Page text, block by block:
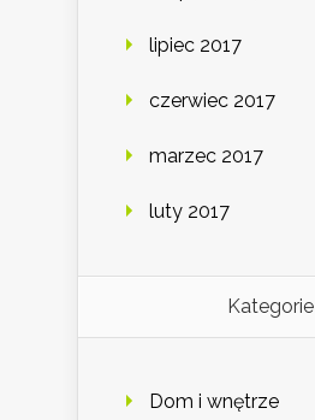
lipiec 2017
czerwiec 2017
marzec 2017
luty 2017
Kategorie
Dom i wnętrze